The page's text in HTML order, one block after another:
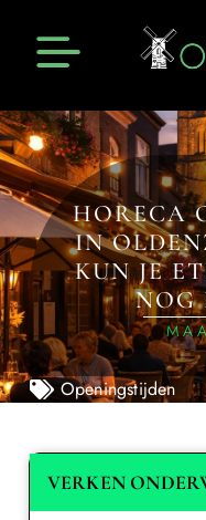
HORECA
IN
KUN JE
NOG
Openingstijden
VERKEN